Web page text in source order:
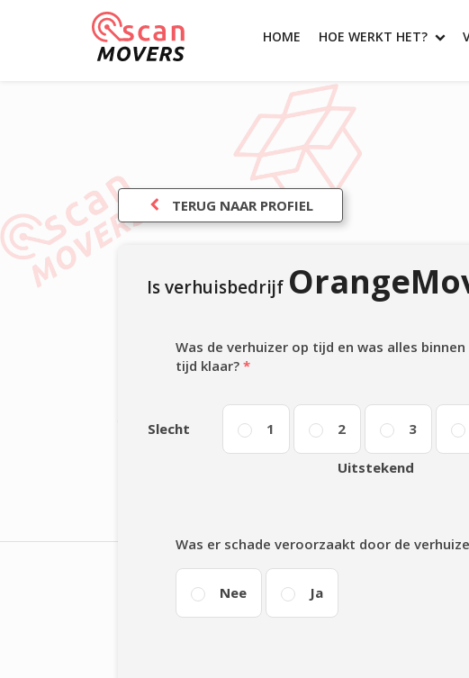
HOME HOE WERKT HET?
TERUG NAAR PROFIEL
Is verhuisbedrijf
Was de verhuizer op tijd en was alles
tijd klaar?*
Slecht 1 2 3
Uitstekend
Was er schade veroorzaakt door de
Nee Ja